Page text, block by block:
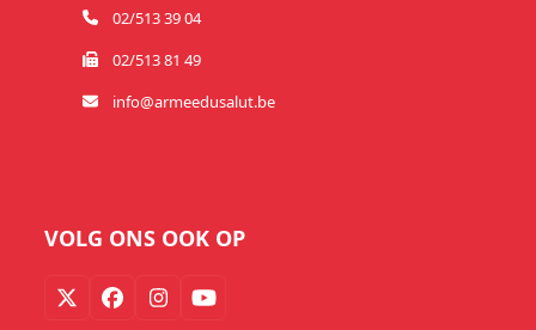
02/513 39 04
02/513 81 49
info@armeedusalut.be
VOLG ONS OOK OP